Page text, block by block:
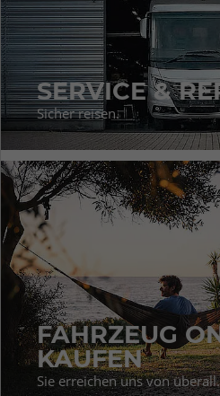
SERVICE &
Sicher reisen.
FAHRZEUG
KAUFEN
Sie erreichen uns von überall.